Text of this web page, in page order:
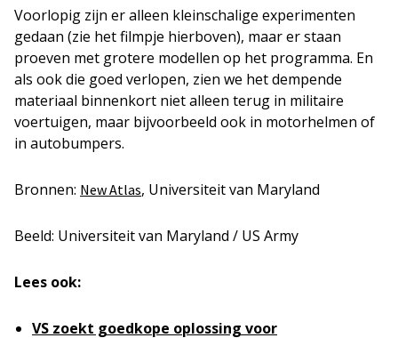
Voorlopig zijn er alleen kleinschalige experimenten
gedaan (zie het filmpje hierboven), maar er staan
proeven met grotere modellen op het programma. En
als ook die goed verlopen, zien we het dempende
materiaal binnenkort niet alleen terug in militaire
voertuigen, maar bijvoorbeeld ook in motorhelmen of
in autobumpers.
Bronnen: New Atlas, Universiteit van Maryland
Beeld: Universiteit van Maryland / US Army
Lees ook:
VS zoekt goedkope oplossing voor